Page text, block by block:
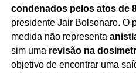
condenados pelos atos de
presidente Jair Bolsonaro. O
medida não representa
sim uma revisão na
objetivo de encontrar uma